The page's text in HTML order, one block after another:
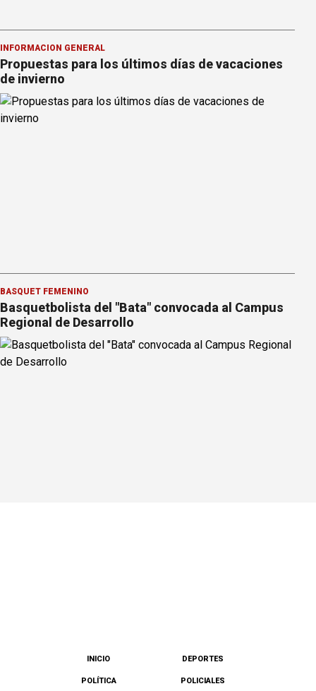
INFORMACION GENERAL
Propuestas para los últimos días de vacaciones
de invierno
BÁSQUET FEMENINO
Basquetbolista del "Bata" convocada al Campus
Regional de Desarrollo
INICIO DEPORTES
POLÍTICA POLICIALES